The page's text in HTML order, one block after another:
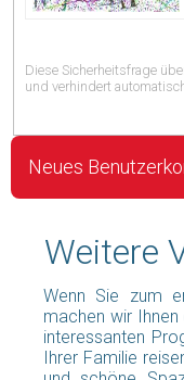
Diese Sicherheitsfrage
und verhindert
Weitere
Wenn Sie zum
machen wir
interessanten
Ihrer Familie